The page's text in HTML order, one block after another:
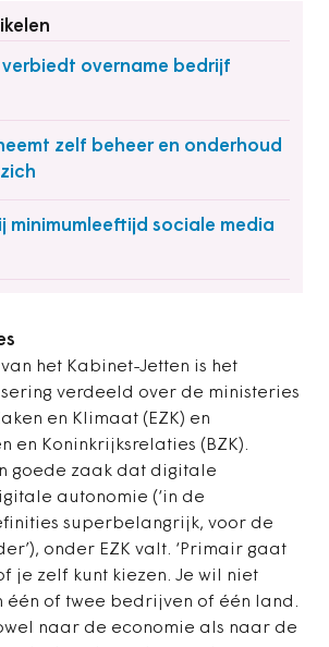
overname bedrijf
zelf beheer en onderhoud
minimumleeftijd sociale media
het Kabinet-Jetten is het
verdeeld over de ministeries
en Klimaat (EZK) en
en Koninkrijksrelaties (BZK).
goede zaak dat digitale
autonomie (‘in de
superbelangrijk, voor de
onder EZK valt. ‘Primair gaat
je zelf kunt kiezen. Je wil niet
één of twee bedrijven of één land.
naar de economie als naar de